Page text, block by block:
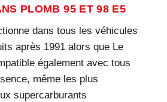
PLOMB 95 ET 98 E5
dans tous les véhicules
après 1991 alors que Le
également avec tous
même les plus
supercarburants